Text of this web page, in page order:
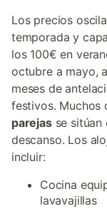
Los precios
temporada y
los 100€ en
octubre a mayo,
meses de
festivos. Muchos
parejasse sitúan
descanso. Los
incluir:
Cocina
lavavajillas